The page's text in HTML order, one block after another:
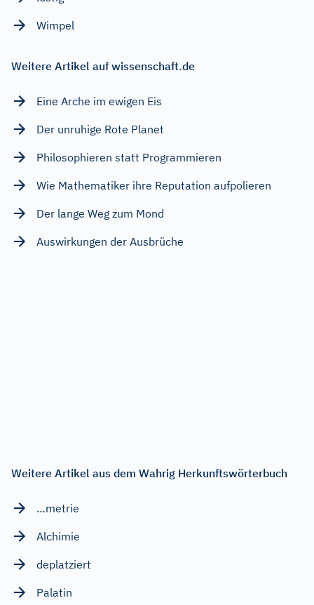
Wimpel
Weitere Artikel auf wissenschaft.de
Eine Arche im ewigen Eis
Der unruhige Rote Planet
Philosophieren statt Programmieren
Wie Mathematiker ihre Reputation aufpolieren
Der lange Weg zum Mond
Auswirkungen der Ausbrüche
Weitere Artikel aus dem Wahrig Herkunftswörterbuch
…metrie
Alchimie
deplatziert
Palatin